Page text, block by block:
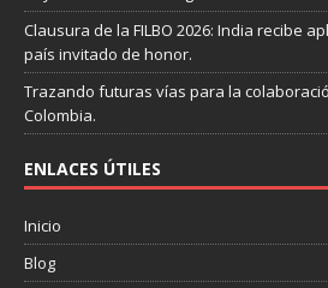
Clausura de la FILBO 2026: India recibe
país invitado de honor.
Trazando futuras vías para la
Colombia.
ENLACES ÚTILES
Inicio
Blog